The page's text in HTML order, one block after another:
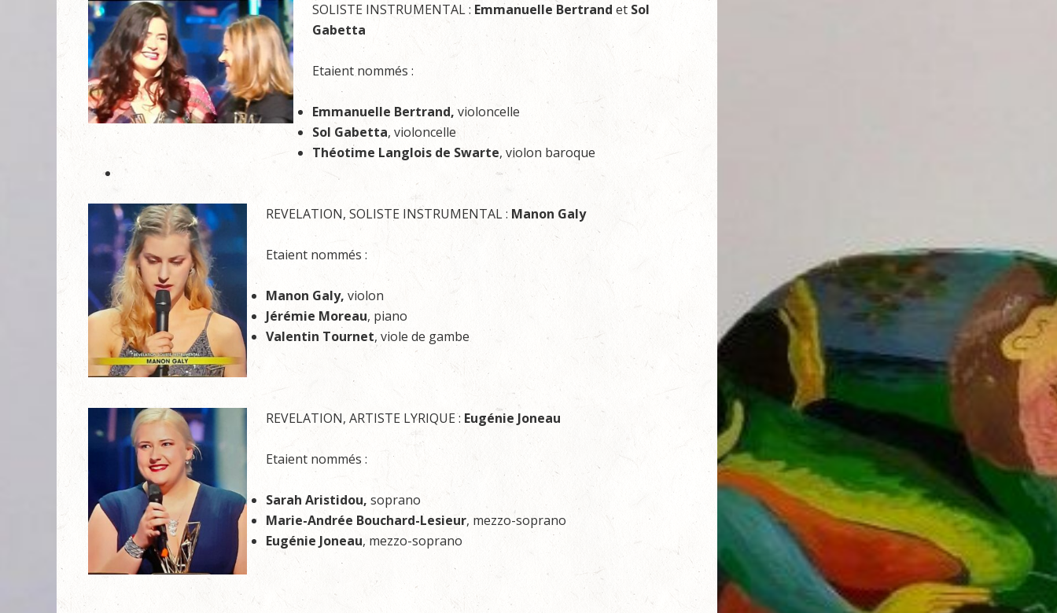
SOLISTE INSTRUMENTAL : Emmanuelle Bertrand et Sol
Gabetta
Etaient nommés :
Emmanuelle Bertrand,violoncelle
Sol Gabetta, violoncelle
Théotime Langlois de Swarte, violon baroque
REVELATION, SOLISTE INSTRUMENTAL : Manon Galy
Etaient nommés :
Manon Galy, violon
Jérémie Moreau, piano
Valentin Tournet, viole de gambe
REVELATION, ARTISTE LYRIQUE : Eugénie Joneau
Etaient nommés :
Sarah Aristidou, soprano
Marie-Andrée Bouchard-Lesieur, mezzo-soprano
Eugénie Joneau, mezzo-soprano